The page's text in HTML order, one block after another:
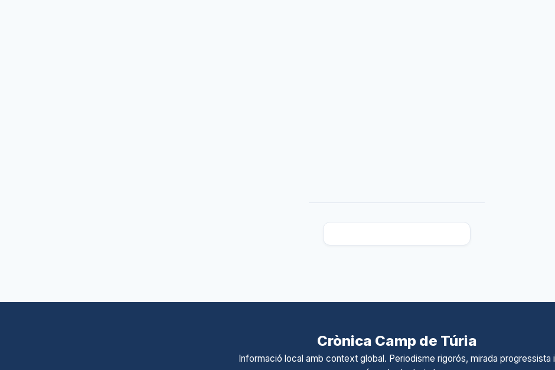
Crònica Camp de Túria
Informació local amb context global. Periodisme rigorós, mirada progressista i